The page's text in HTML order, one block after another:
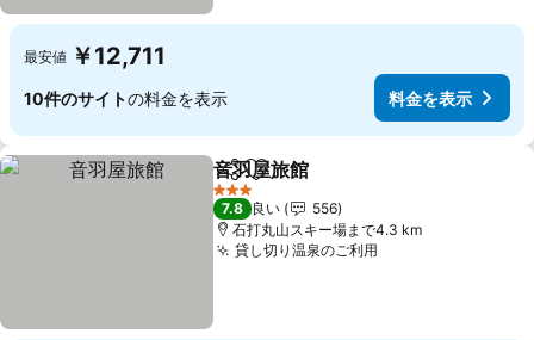
最安値 ￥12,711
10件のサイトの料金を表示 料金を表示
シェアお気に入りに追加
音羽屋旅館
3 ホテルのランク
7.8 良い
556
石打丸山スキー場まで4.3 km
貸し切り温泉のご利用